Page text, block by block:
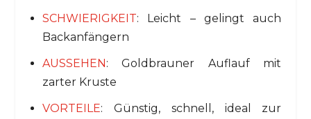
SCHWIERIGKEIT: Leicht – gelingt auch
Backanfängern
AUSSEHEN: Goldbrauner Auflauf mit
zarter Kruste
VORTEILE: Günstig, schnell, ideal zur